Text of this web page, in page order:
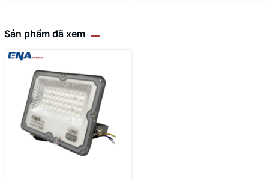
Sản phẩm đã xem